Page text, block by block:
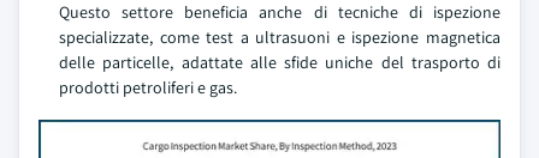
Questo settore beneficia anche di tecniche di ispezione
specializzate, come test a ultrasuoni e ispezione magnetica
delle particelle, adattate alle sfide uniche del trasporto di
prodotti petroliferi e gas.